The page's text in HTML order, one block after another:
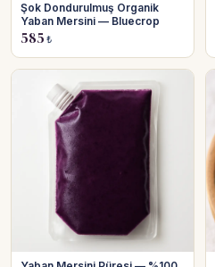
Şok Dondurulmuş Organik
Yaban Mersini — Bluecrop
585 ₺